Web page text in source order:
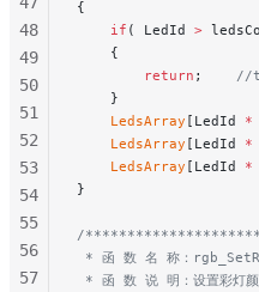
{
    if
( LedId >
    {
        return
;
//
    }
    LedsArray
[LedId *
    LedsArray
[LedId *
    LedsArray
[LedId *
}
/
* 函 数 名 称：
* 函 数 说 明：设置彩灯
48
49
50
51
52
53
54
55
56
57